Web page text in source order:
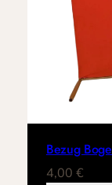
Bezug
4,00 €